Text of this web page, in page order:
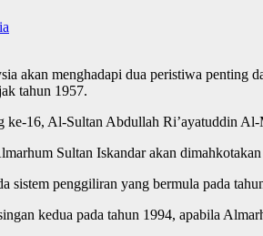
menghadapi dua peristiwa penting
tahun 1957.
ke-16, Al-Sultan Abdullah Ri’ayatuddin
Sultan Iskandar akan
sistem penggiliran yang bermula pada
kedua pada tahun 1994, apabila